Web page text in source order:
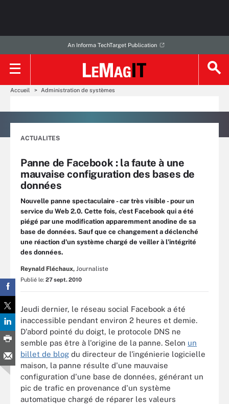
An Informa TechTarget Publication
Accueil Administration de systèmes
ACTUALITES
Panne de Facebook : la faute à une
mauvaise configuration des bases de
données
Nouvelle panne spectaculaire - car très visible - pour un
service du Web 2.0. Cette fois, c'est Facebook qui a été
piégé par une modification apparemment anodine de sa
base de données. Sauf que ce changement a déclenché
une réaction d'un système chargé de veiller à l'intégrité
des données.
Reynald Fléchaux, Journaliste
Publié le: 27 sept. 2010
Jeudi dernier, le réseau social Facebook a été
inaccessible pendant environ 2 heures et demie.
D'abord pointé du doigt, le protocole DNS ne
semble pas être à l'origine de la panne. Selon un
billet de blog du directeur de l'ingénierie logicielle
maison, la panne résulte d'une mauvaise
configuration d'une base de données, générant un
pic de trafic en provenance d'un système
automatique chargé de réparer les valeurs